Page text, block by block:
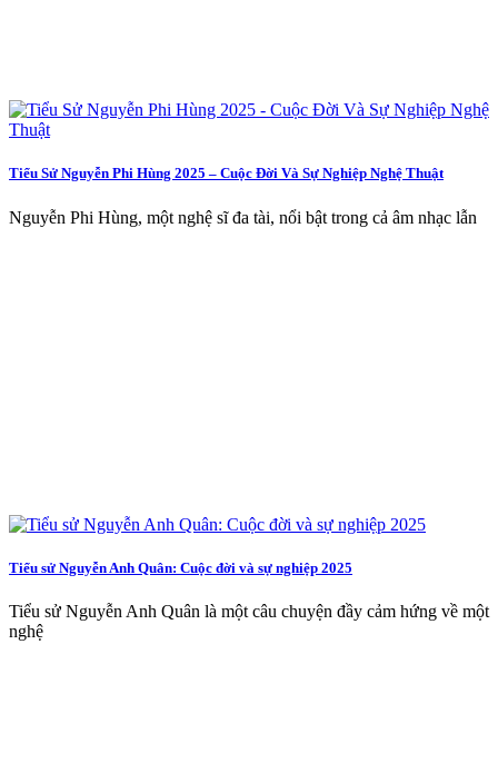
Tiểu Sử Nguyễn Phi Hùng 2025 – Cuộc Đời Và Sự Nghiệp Nghệ Thuật
Nguyễn Phi Hùng, một nghệ sĩ đa tài, nổi bật trong cả âm nhạc lẫn
Tiểu sử Nguyễn Anh Quân: Cuộc đời và sự nghiệp 2025
Tiểu sử Nguyễn Anh Quân là một câu chuyện đầy cảm hứng về một
nghệ